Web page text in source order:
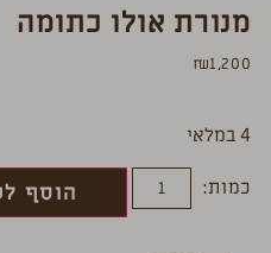
מנורת אולו כתומה
₪1,200
4 במלאי
כמות:
הוסף